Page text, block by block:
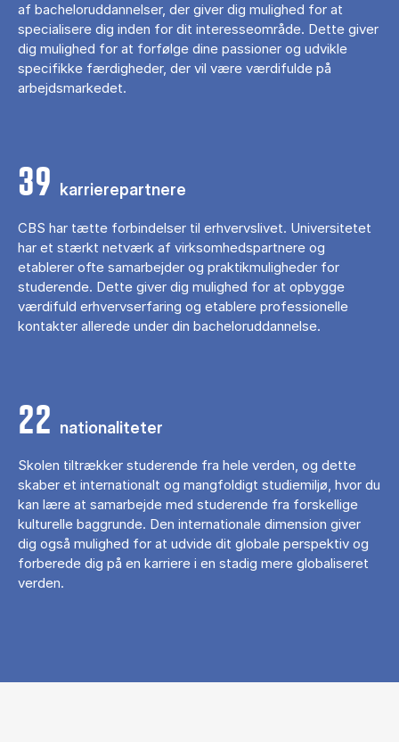
af bacheloruddannelser, der giver dig mulighed for at
specialisere dig inden for dit interesseområde. Dette giver
dig mulighed for at forfølge dine passioner og udvikle
specifikke færdigheder, der vil være værdifulde på
arbejdsmarkedet.
39 karrierepartnere
CBS har tætte forbindelser til erhvervslivet. Universitetet
har et stærkt netværk af virksomhedspartnere og
etablerer ofte samarbejder og praktikmuligheder for
studerende. Dette giver dig mulighed for at opbygge
værdifuld erhvervserfaring og etablere professionelle
kontakter allerede under din bacheloruddannelse.
22 nationaliteter
Skolen tiltrækker studerende fra hele verden, og dette
skaber et internationalt og mangfoldigt studiemiljø, hvor du
kan lære at samarbejde med studerende fra forskellige
kulturelle baggrunde. Den internationale dimension giver
dig også mulighed for at udvide dit globale perspektiv og
forberede dig på en karriere i en stadig mere globaliseret
verden.